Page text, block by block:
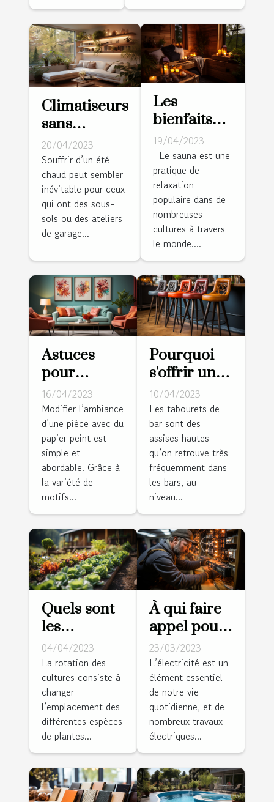
Climatiseurs
sans
conduits :
conseils à
domicile
éprouvés,
vrais et
dignes de
20/04/2023
Souffrir d’un été
chaud peut sembler
inévitable pour ceux
qui ont des sous-
sols ou des ateliers
de garage...
Les
bienfaits
du sauna
pour la
santé et la
relaxation
19/04/2023
Le sauna est une
pratique de
relaxation
populaire dans de
nombreuses
cultures à travers
le monde....
Astuces
pour
modifier
l’ambiance
d’un cadre
avec du
papier
peint
16/04/2023
Modifier l’ambiance
d’une pièce avec du
papier peint est
simple et
abordable. Grâce à
la variété de
motifs...
Pourquoi
s'offrir un
tabouret de
bar ?
10/04/2023
Les tabourets de
bar sont des
assises hautes
qu’on retrouve très
fréquemment dans
les bars, au
niveau...
Quels sont
les
avantages
de la
rotation des
cultures
pour un
jardin sain
et productif
?
04/04/2023
La rotation des
cultures consiste à
changer
l’emplacement des
différentes espèces
de plantes...
À qui faire
appel pour
vos travaux
d’électricité
?
23/03/2023
L’électricité est un
élément essentiel
de notre vie
quotidienne, et de
nombreux travaux
électriques...